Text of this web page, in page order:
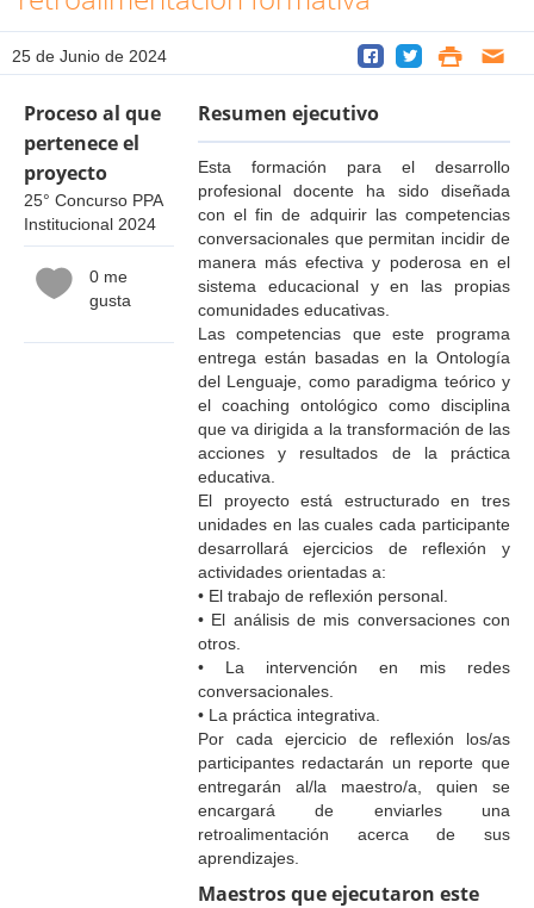
25 de Junio de 2024
Proceso al que
pertenece el
proyecto
25° Concurso PPA
Institucional 2024
0 me
gusta
Resumen ejecutivo
Esta formación para el desarrollo
profesional docente ha sido diseñada
con el fin de adquirir las competencias
conversacionales que permitan incidir de
manera más efectiva y poderosa en el
sistema educacional y en las propias
comunidades educativas.
Las competencias que este programa
entrega están basadas en la Ontología
del Lenguaje, como paradigma teórico y
el coaching ontológico como disciplina
que va dirigida a la transformación de las
acciones y resultados de la práctica
educativa.
El proyecto está estructurado en tres
unidades en las cuales cada participante
desarrollará ejercicios de reflexión y
actividades orientadas a:
• El trabajo de reflexión personal.
• El análisis de mis conversaciones con
otros.
• La intervención en mis redes
conversacionales.
• La práctica integrativa.
Por cada ejercicio de reflexión los/as
participantes redactarán un reporte que
entregarán al/la maestro/a, quien se
encargará de enviarles una
retroalimentación acerca de sus
aprendizajes.
Maestros que ejecutaron este